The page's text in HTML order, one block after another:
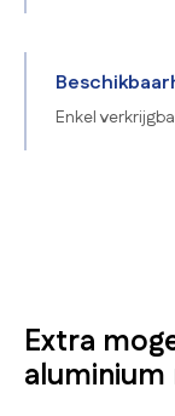
Enkel
Extra
aluminium